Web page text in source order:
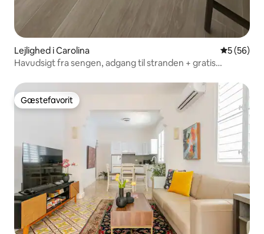
Lejlighed i Carolina 5 ud af 5 i
5 (56)
Havudsigt fra sengen, adgang til stranden + gratis
Gæstefavorit
Gæstefavorit